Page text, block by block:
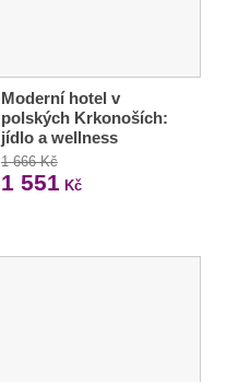
Moderní hotel v
polských Krkonoších:
jídlo a wellness
1 666 Kč
1 551 Kč